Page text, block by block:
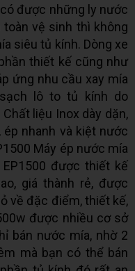
được những ly nước
vệ sinh thì không
siêu tủ kính. Dòng xe
thiết kế cũng như
ứng nhu cầu xay mía
lô to tủ kính do
liệu Inox dày dặn,
nhanh và kiệt nước
Máy ép nước mía
được thiết kế
giá thành rẻ, được
về đặc điểm, thiết kế,
được nhiều cơ sở
bán nước mía, nhờ 2
mà bạn có thể bán